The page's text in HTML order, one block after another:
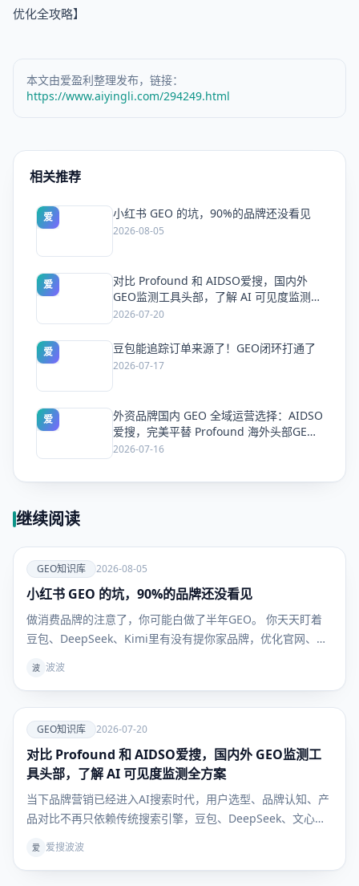
优化全攻略】
本文由爱盈利整理发布，链接：
https://www.aiyingli.com/294249.html
相关推荐
爱 小红书 GEO 的坑，90%的品牌还没看见
2026-08-05
爱
对比 Profound 和 AIDSO爱搜，国内外
GEO监测工具头部，了解 AI 可见度监测全
方案
2026-07-20
爱 豆包能追踪订单来源了！GEO闭环打通了
2026-07-17
爱
外资品牌国内 GEO 全域运营选择：AIDSO
爱搜，完美平替 Profound 海外头部GEO
平台
2026-07-16
继续阅读
爱
GEO知识
GEO知识库 2026-08-05
小红书 GEO 的坑，90%的品牌还没看见
做消费品牌的注意了，你可能白做了半年GEO。 你天天盯着
豆包、DeepSeek、Kimi里有没有提你家品牌，优化官网、发
候，根本不看这些。 他们问AI："敏感肌用什么面霜不踩
波 波波
爱
GEO知识
库
GEO知识库 2026-07-20
对比 Profound 和 AIDSO爱搜，国内外 GEO监测工
具头部，了解 AI 可见度监测全方案
当下品牌营销已经进入AI搜索时代，用户选型、品牌认知、产
品对比不再只依赖传统搜索引擎，豆包、DeepSeek、文心一
GEO（生成式引擎优化）彻底解决“如何让AI主动推荐自家品
爱 爱搜波波